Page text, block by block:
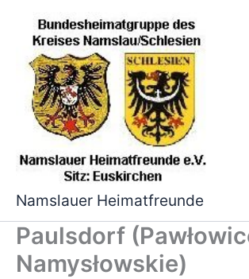
springen
Namslauer Heimatfreunde
Paulsdorf
Namysłowskie)